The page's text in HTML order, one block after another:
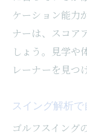
ケーション能力
ナーは、スコア
しょう。見学や
レーナーを見つ
スイング解析
ゴルフスイング